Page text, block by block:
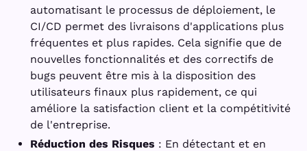
automatisant le processus de déploiement, le
CI/CD permet des livraisons d'applications plus
fréquentes et plus rapides. Cela signifie que de
nouvelles fonctionnalités et des correctifs de
bugs peuvent être mis à la disposition des
utilisateurs finaux plus rapidement, ce qui
améliore la satisfaction client et la compétitivité
de l'entreprise.
Réduction des Risques : En détectant et en